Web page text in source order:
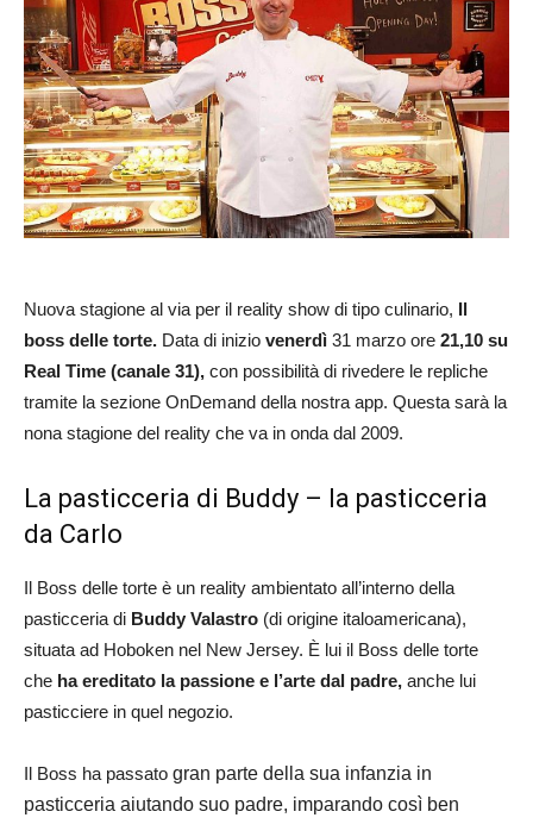
Nuova stagione al via per il reality show di tipo culinario, Il
boss delle torte. Data di inizio venerdì 31 marzo ore 21,10 su
Real Time (canale 31), con possibilità di rivedere le repliche
tramite la sezione OnDemand della nostra app. Questa sarà la
nona stagione del reality che va in onda dal 2009.
La pasticceria di Buddy – la pasticceria
da Carlo
Il Boss delle torte è un reality ambientato all’interno della
pasticceria di Buddy Valastro (di origine italoamericana),
situata ad Hoboken nel New Jersey. È lui il Boss delle torte
che ha ereditato la passione e l’arte dal padre, anche lui
pasticciere in quel negozio.
Il Boss ha passato gran parte della sua infanzia in
pasticceria aiutando suo padre, imparando così ben